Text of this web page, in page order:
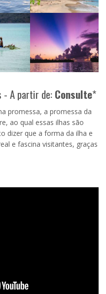
- A partir de:Consulte*
promessa, a promessa da
ao qual essas ilhas são
dizer que a forma da ilha e
e fascina visitantes, graças